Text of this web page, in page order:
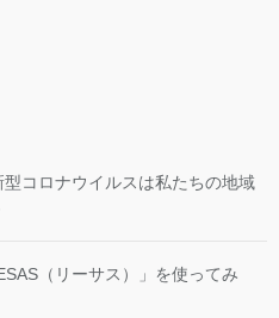
型コロナウイルスは私たちの地域
（リーサス）」を使ってみ